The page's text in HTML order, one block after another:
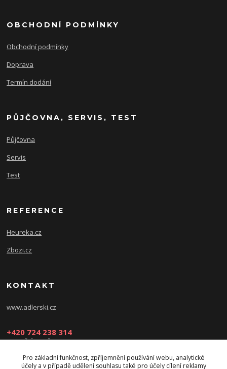
OBCHODNÍ PODMÍNKY
Obchodní podmínky
Doprava
Termín dodání
PŮJČOVNA, SERVIS, TEST
Půjčovna
Servis
Test
REFERENCE
Heureka.cz
Zbozi.cz
KONTAKT
www.adlerski.cz
+420 724 238 314
PONDĚLÍ-NEDĚLE: 8:30-16:30
eshop@adler-ski.cz
Pro základní funkčnost, zpříjemnění používání webu, analytické
účely a v případě udělení souhlasu také pro účely cílení reklamy